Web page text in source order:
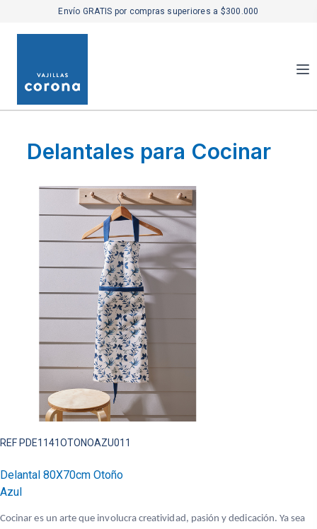
Envío GRATIS por compras superiores a $300.000
Delantales para Cocinar
REF PDE1141OTONOAZU011
Delantal 80X70cm Otoño
Azul
Cocinar es un arte que involucra creatividad, pasión y dedicación. Ya sea